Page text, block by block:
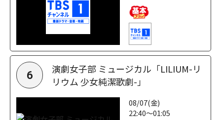
6
演劇女子部 ミュージカル「LILIUM-リ
リウム 少女純潔歌劇-」
08/07(金)
22:40～01:05